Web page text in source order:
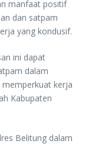
manfaat positif
dan satpam
yang kondusif.
ini dapat
dalam
kerja
Kabupaten
Belitung dalam